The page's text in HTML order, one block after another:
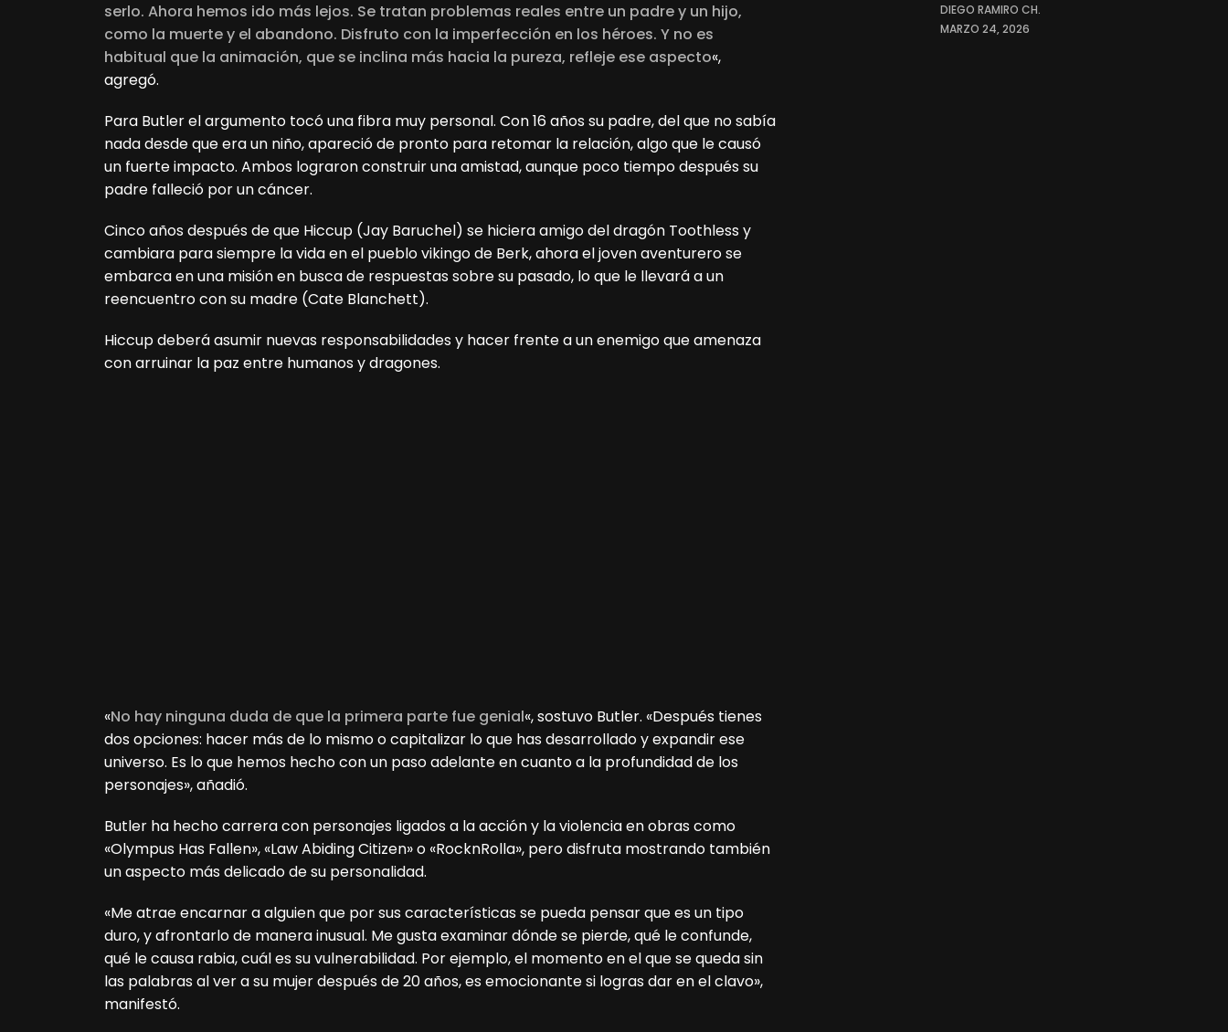
serlo. Ahora hemos ido más lejos. Se tratan problemas reales entre un padre y un hijo,
como la muerte y el abandono. Disfruto con la imperfección en los héroes. Y no es
habitual que la animación, que se inclina más hacia la pureza, refleje ese aspecto«,
agregó.
Para Butler el argumento tocó una fibra muy personal. Con 16 años su padre, del que no sabía
nada desde que era un niño, apareció de pronto para retomar la relación, algo que le causó
un fuerte impacto. Ambos lograron construir una amistad, aunque poco tiempo después su
padre falleció por un cáncer.
Cinco años después de que Hiccup (Jay Baruchel) se hiciera amigo del dragón Toothless y
cambiara para siempre la vida en el pueblo vikingo de Berk, ahora el joven aventurero se
embarca en una misión en busca de respuestas sobre su pasado, lo que le llevará a un
reencuentro con su madre (Cate Blanchett).
Hiccup deberá asumir nuevas responsabilidades y hacer frente a un enemigo que amenaza
con arruinar la paz entre humanos y dragones.
«No hay ninguna duda de que la primera parte fue genial«, sostuvo Butler. «Después tienes
dos opciones: hacer más de lo mismo o capitalizar lo que has desarrollado y expandir ese
universo. Es lo que hemos hecho con un paso adelante en cuanto a la profundidad de los
personajes», añadió.
Butler ha hecho carrera con personajes ligados a la acción y la violencia en obras como
«Olympus Has Fallen», «Law Abiding Citizen» o «RocknRolla», pero disfruta mostrando también
un aspecto más delicado de su personalidad.
«Me atrae encarnar a alguien que por sus características se pueda pensar que es un tipo
duro, y afrontarlo de manera inusual. Me gusta examinar dónde se pierde, qué le confunde,
qué le causa rabia, cuál es su vulnerabilidad. Por ejemplo, el momento en el que se queda sin
las palabras al ver a su mujer después de 20 años, es emocionante si logras dar en el clavo»,
manifestó.
DIEGO RAMIRO CH.
MARZO 24, 2026